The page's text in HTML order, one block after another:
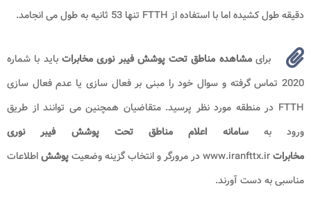
دقیقه طول کشیده اما با استفاده از FTTH تنها 53 ثانیه به طول می انجامد.
برایمشاهده مناطق تحت پوشش فیبر نوری مخابرات باید با شماره
2020 تماس گرفته و سوال خود را مبنی بر فعال سازی یا عدم فعال سازی
FTTH در منطقه مورد نظر پرسید. متقاضیان همچنین می توانند از طریق
ورود بهسامانه اعلام مناطق تحت پوشش فیبر نوری
مخابرات
پوششاطلاعات
مناسبی به دست آورند.